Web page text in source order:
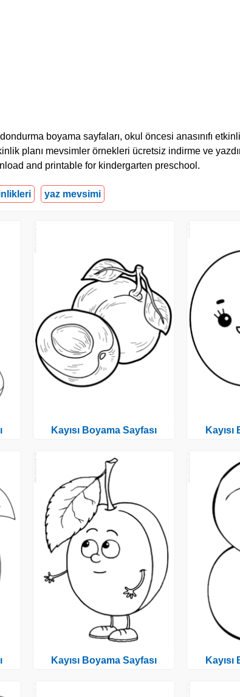
boyama sayfaları, okul öncesi anasınıfı
planı mevsimler örnekleri ücretsiz indirme ve
and printable for kindergarten preschool.
yaz mevsimi
Kayısı Boyama Sayfası
Kayısı Boyama Sayfası